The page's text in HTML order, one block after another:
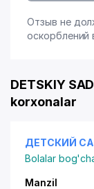
Отзыв не
оскорблений
DETSKIY
korxonalar
ДЕТСКИЙ
Bolalar
Manzil